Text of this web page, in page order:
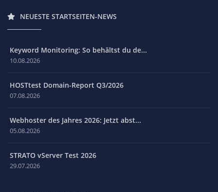
NEUESTE STARTSEITEN-NEWS
Keyword Monitoring: So behältst du de...
10.08.2026
HOSTtest Domain-Report Q3/2026
07.08.2026
Webhoster des Jahres 2026: Jetzt abst...
05.08.2026
STRATO vServer Test 2026
29.07.2026